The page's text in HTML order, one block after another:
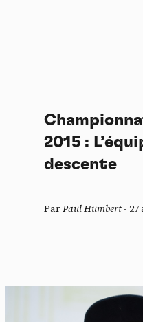
2015 :
descente
ParPaul Humbert- 27